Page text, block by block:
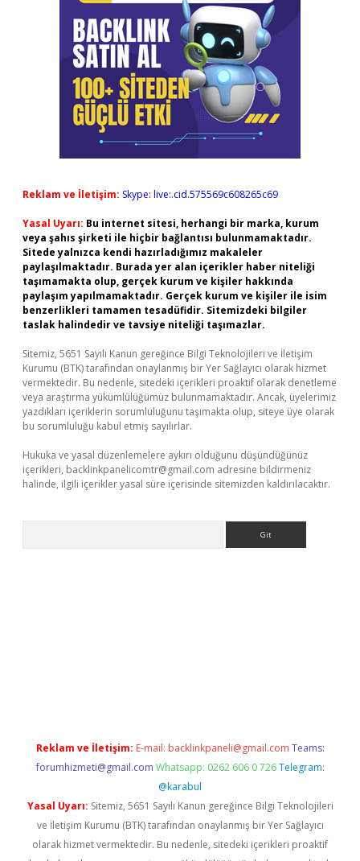
Reklam ve İletişim: Skype: live:.cid.575569c608265c69
Yasal Uyarı: Bu internet sitesi, herhangi bir marka, kurum
veya şahıs şirketi ile hiçbir bağlantısı bulunmamaktadır.
Sitede yalnızca kendi hazırladığımız makaleler
paylaşılmaktadır. Burada yer alan içerikler haber niteliği
taşımamakta olup, gerçek kurum ve kişiler hakkında
paylaşım yapılmamaktadır. Gerçek kurum ve kişiler ile isim
benzerlikleri tamamen tesadüfidir. Sitemizdeki bilgiler
taslak halindedir ve tavsiye niteliği taşımazlar.
Sitemiz, 5651 Sayılı Kanun gereğince Bilgi Teknolojileri ve İletişim
Kurumu (BTK) tarafından onaylanmış bir Yer Sağlayıcı olarak hizmet
vermektedir. Bu nedenle, sitedeki içerikleri proaktif olarak denetleme
veya araştırma yükümlülüğümüz bulunmamaktadır. Ancak, üyelerimiz
yazdıkları içeriklerin sorumluluğunu taşımakta olup, siteye üye olarak
bu sorumluluğu kabul etmiş sayılırlar.
Hukuka ve yasal düzenlemelere aykırı olduğunu düşündüğünüz
içerikleri, backlinkpanelicomtr@gmail.com adresine bildirmeniz
halinde, ilgili içerikler yasal süre içerisinde sitemizden kaldırılacaktır.
Reklam ve İletişim: E-mail: backlinkpaneli@gmail.com Teams:
forumhizmeti@gmail.com Whatsapp: 0262 606 0 726 Telegram:
@karabul
Yasal Uyarı: Sitemiz, 5651 Sayılı Kanun gereğince Bilgi Teknolojileri
ve İletişim Kurumu (BTK) tarafından onaylanmış bir Yer Sağlayıcı
olarak hizmet vermektedir. Bu nedenle, sitedeki içerikleri proaktif